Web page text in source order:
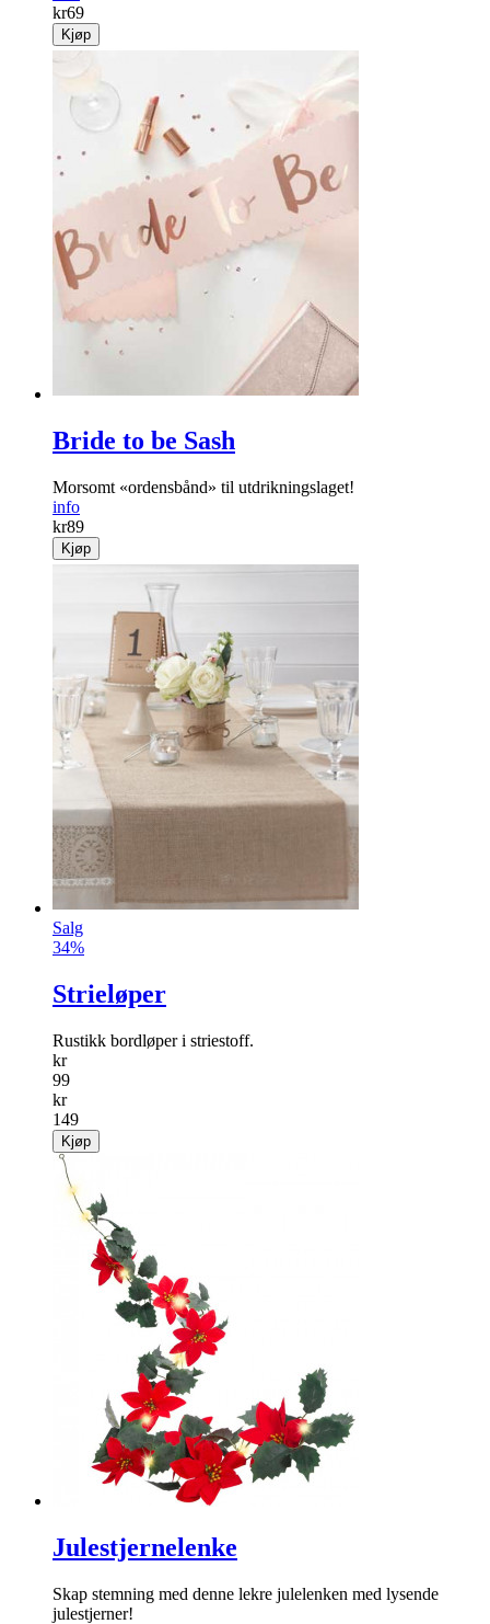
kr69
Kjøp
Bride to be Sash
Morsomt «ordensbånd» til utdrikningslaget!
info
kr89
Kjøp
Salg
34%
Strieløper
Rustikk bordløper i striestoff.
kr
99
kr
149
Kjøp
Julestjernelenke
Skap stemning med denne lekre julelenken med lysende
julestjerner!